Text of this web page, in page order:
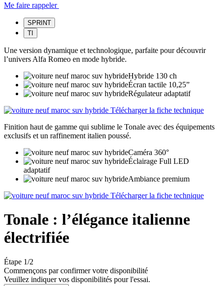
Me faire rappeler
SPRINT
TI
Une version dynamique et technologique, parfaite pour découvrir
l’univers Alfa Romeo en mode hybride.
Hybride 130 ch
Écran tactile 10,25”
Régulateur adaptatif
Télécharger la fiche technique
Finition haut de gamme qui sublime le Tonale avec des équipements
exclusifs et un raffinement italien poussé.
Caméra 360°
Éclairage Full LED
adaptatif
Ambiance premium
Télécharger la fiche technique
Tonale : l’élégance italienne
électrifiée
Étape 1/2
Commençons par confirmer votre disponibilité
Veuillez indiquer vos disponibilités pour l'essai.